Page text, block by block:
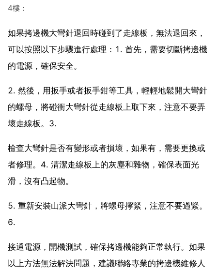
4樓：
如果拷邊機大彎針退回時碰到了走線板，無法退回來，
可以按照以下步驟進行處理：1. 首先，需要切斷拷邊機
的電源，確保安全。
2. 然後，用扳手或者扳手鉗等工具，輕輕地鬆開大彎針
的螺母，將碰衝大彎針從走線板上取下來，注意不要弄
壞走線板。3.
檢查大彎針是否有變形或者損壞，如果有，需要更換或
者修理。4. 清潔走線板上的灰塵和雜物，確保表面光
滑，沒有凸起物。
5. 重新安裝山派大彎針，將螺母擰緊，注意不要過緊。
6.
接通電源，開機測試，確保拷邊機能夠正常執行。如果
以上方法無法解決問題，建議聯絡專業的拷邊機維修人